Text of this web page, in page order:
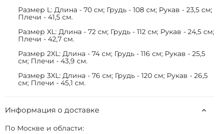
Размер L: Длина - 70 см; Грудь - 108 см; Рукав - 23,5 см;
Плечи - 41,5 см.
Размер XL: Длина - 72 см; Грудь - 112 см; Рукав - 24,5 см;
Плечи - 42,7 см.
Размер 2XL: Длина - 74 см; Грудь - 116 см; Рукав - 25,5
см; Плечи - 43,9 см.
Размер 3XL: Длина - 76 см; Грудь - 120 см; Рукав - 26,5
см; Плечи - 45,1 см.
Информация о доставке
По Москве и области: